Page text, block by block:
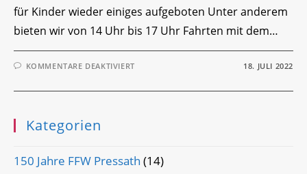
für Kinder wieder einiges aufgeboten Unter anderem
bieten wir von 14 Uhr bis 17 Uhr Fahrten mit dem…
KOMMENTARE DEAKTIVIERTFÜR
BÜRGERFEST
18. JULI 2022
Kategorien
150 Jahre FFW Pressath (14)